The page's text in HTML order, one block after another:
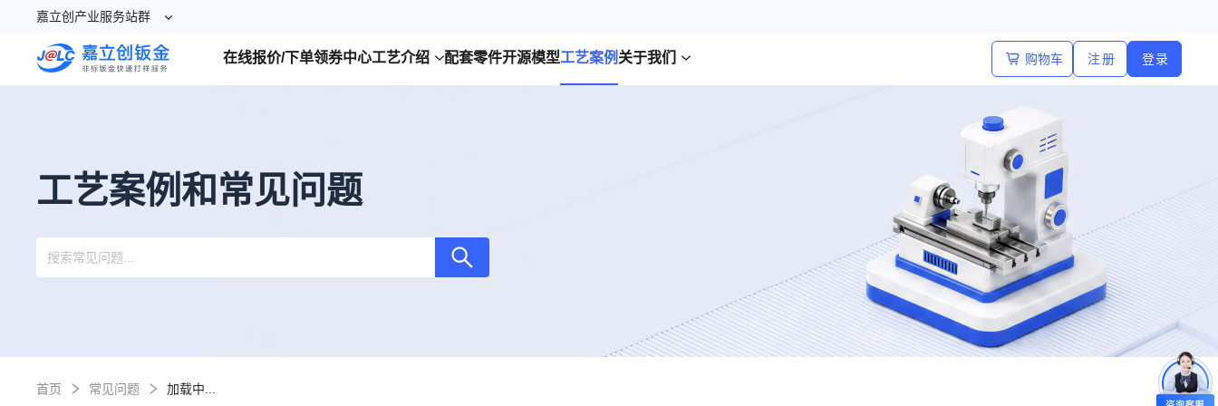
嘉立创产业服务站群
在线报价/下单领券中心工艺介绍 配套零件开源模型工艺案例 关于我们 购物车 注 册 登 录
工艺案例和常见问题
首页 常见问题 加载中...